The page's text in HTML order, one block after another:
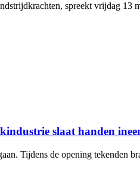
spreekt vrijdag 13
slaat handen
Tijdens de opening tekenden